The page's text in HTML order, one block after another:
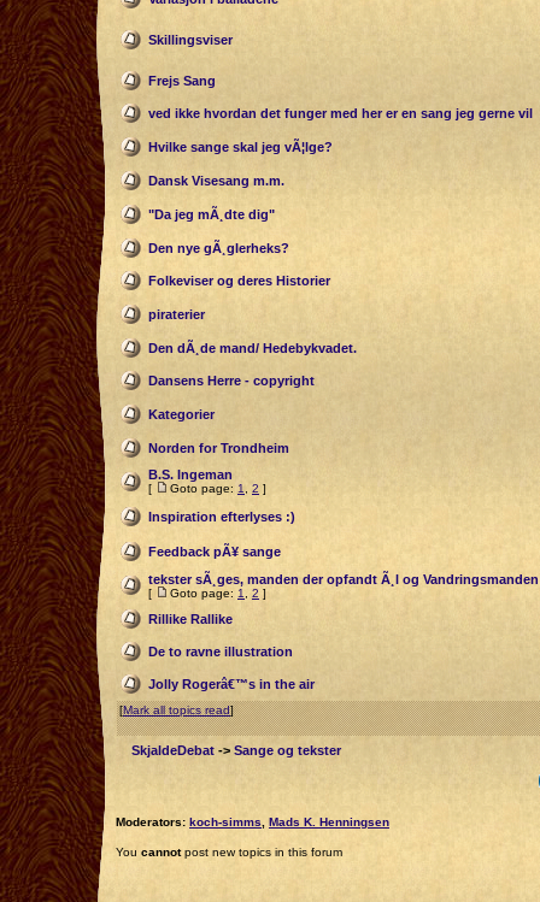
Skillingsviser
Frejs Sang
ved ikke hvordan det funger med her er en sang jeg gerne vil
Hvilke sange skal jeg vÃ¦lge?
Dansk Visesang m.m.
"Da jeg mÃ¸dte dig"
Den nye gÃ¸glerheks?
Folkeviser og deres Historier
piraterier
Den dÃ¸de mand/ Hedebykvadet.
Dansens Herre - copyright
Kategorier
Norden for Trondheim
B.S. Ingeman
[ Goto page: 1 2 ]
Inspiration efterlyses :)
Feedback pÃ¥ sange
tekster sÃ¸ges, manden der opfandt Ã¸l og Vandringsmanden
[ Goto page: 1 2 ]
Rillike Rallike
De to ravne illustration
Jolly Rogerâ€™s in the air
[Mark all topics read]
SkjaldeDebat -> Sange og tekster
Moderators: koch-simms Mads K. Henningsen
You cannotpost new topics in this forum